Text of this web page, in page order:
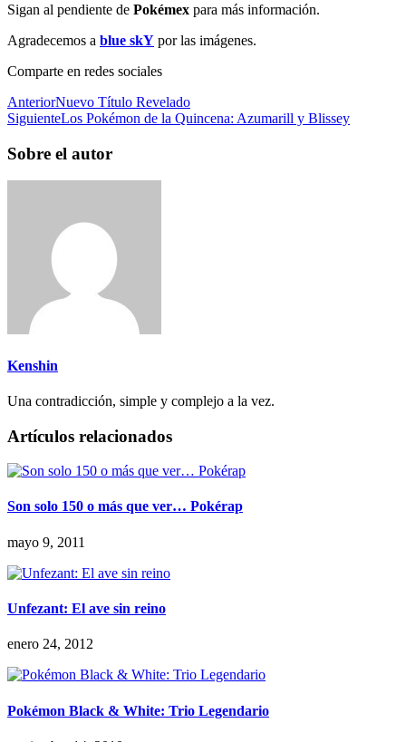
Sigan al pendiente de Pokémex para más información.
Agradecemos a blue skY por las imágenes.
Comparte en redes sociales
AnteriorNuevo Título Revelado
SiguienteLos Pokémon de la Quincena: Azumarill y Blissey
Sobre el autor
Kenshin
Una contradicción, simple y complejo a la vez.
Artículos relacionados
Son solo 150 o más que ver… Pokérap
mayo 9, 2011
Unfezant: El ave sin reino
enero 24, 2012
Pokémon Black & White: Trio Legendario